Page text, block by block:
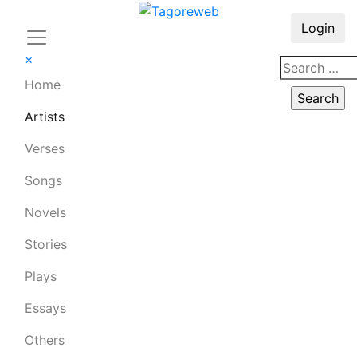
×
Home
Artists
Verses
Songs
Novels
Stories
Plays
Essays
Others
Login